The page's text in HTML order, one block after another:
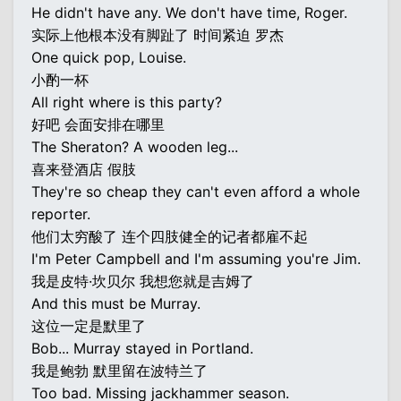
He didn't have any. We don't have time, Roger.
实际上他根本没有脚趾了 时间紧迫 罗杰
One quick pop, Louise.
小酌一杯
All right where is this party?
好吧 会面安排在哪里
The Sheraton? A wooden leg...
喜来登酒店 假肢
They're so cheap they can't even afford a whole
reporter.
他们太穷酸了 连个四肢健全的记者都雇不起
I'm Peter Campbell and I'm assuming you're Jim.
我是皮特·坎贝尔 我想您就是吉姆了
And this must be Murray.
这位一定是默里了
Bob... Murray stayed in Portland.
我是鲍勃 默里留在波特兰了
Too bad. Missing jackhammer season.